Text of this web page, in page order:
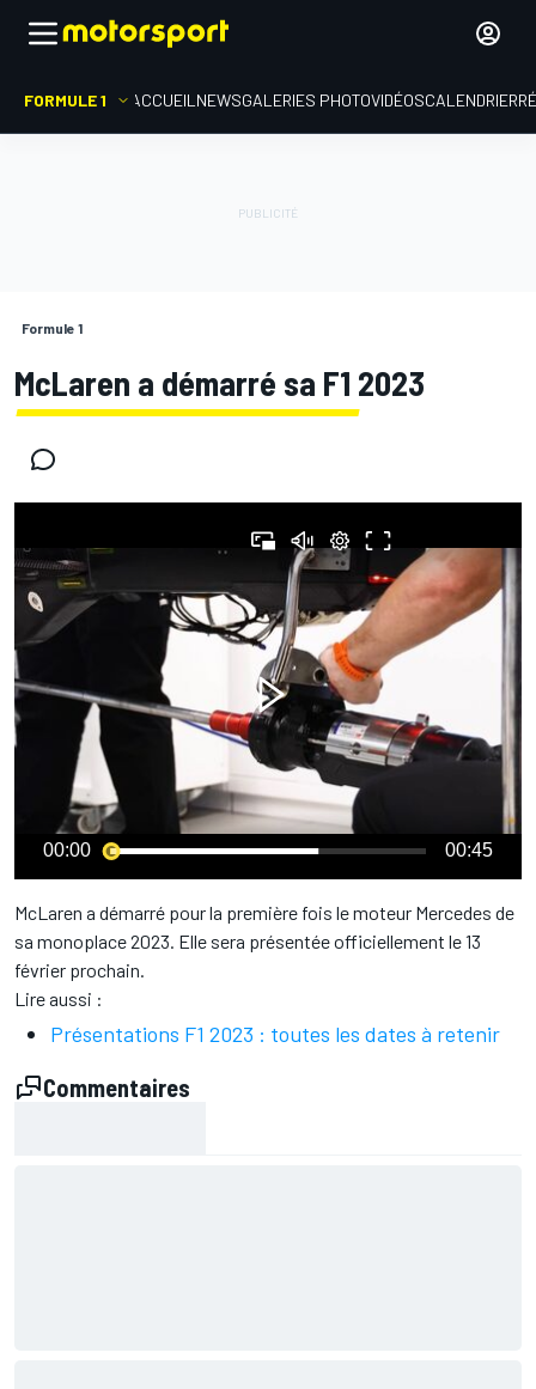
FORMULE 1 ACCUEIL NEWSGALERIES PHOTOVIDÉOSCALENDRIER
Formule 1
McLaren a démarré sa F1 2023
00:00 00:45
McLaren a démarré pour la première fois le moteur Mercedes de
sa monoplace 2023. Elle sera présentée officiellement le 13
février prochain.
Lire aussi :
Présentations F1 2023 : toutes les dates à retenir
Commentaires